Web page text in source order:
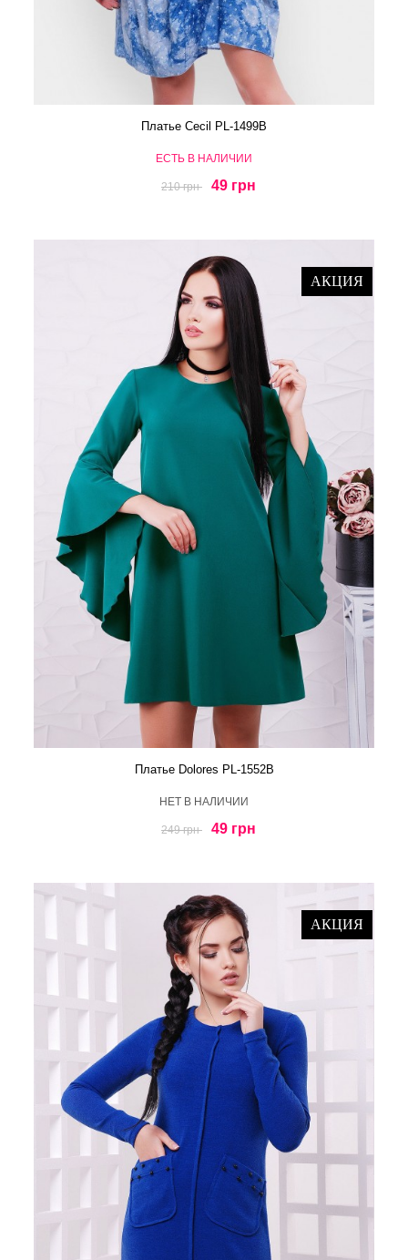
Платье Cecil PL-1499B
ЕСТЬ В НАЛИЧИИ
210 грн 49 грн
АКЦИЯ
Платье Dolores PL-1552B
HЕТ В НАЛИЧИИ
249 грн 49 грн
АКЦИЯ